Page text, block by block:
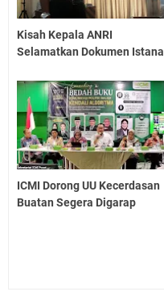
Kisah Kepala ANRI
Selamatkan Dokumen Istana
ICMI Dorong UU Kecerdasan
Buatan Segera Digarap